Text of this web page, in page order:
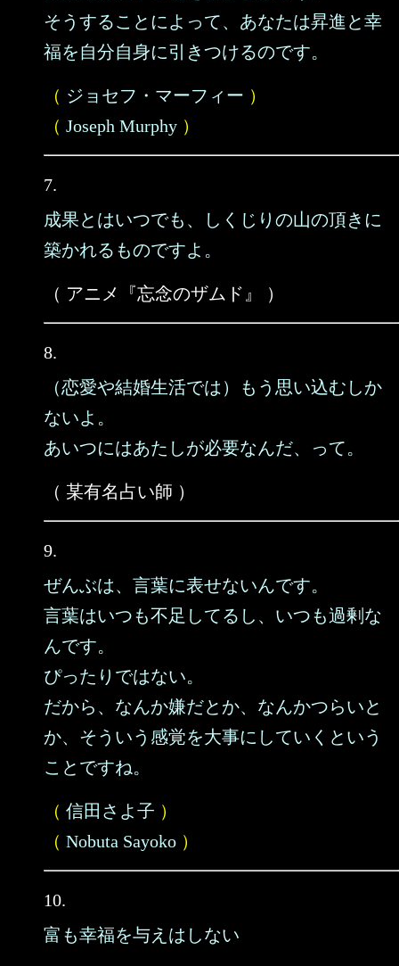
そうすることによって、あなたは昇進と幸
福を自分自身に引きつけるのです。
（ ジョセフ・マーフィー ）
（ Joseph Murphy ）
7.
成果とはいつでも、しくじりの山の頂きに
築かれるものですよ。
（ アニメ『忘念のザムド』 ）
8.
（恋愛や結婚生活では）もう思い込むしか
ないよ。
あいつにはあたしが必要なんだ、って。
（ 某有名占い師 ）
9.
ぜんぶは、言葉に表せないんです。
言葉はいつも不足してるし、いつも過剰な
んです。
ぴったりではない。
だから、なんか嫌だとか、なんかつらいと
か、そういう感覚を大事にしていくという
ことですね。
（ 信田さよ子 ）
（ Nobuta Sayoko ）
10.
富も幸福を与えはしない